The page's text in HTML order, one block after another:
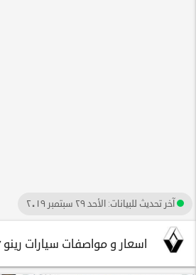
آخر تحديث للبيانات: الأحد ٢٩ سبتمبر ٢٠١٩
اسعار و مواصفات سيارات رينو 2017-2018 فى الكويت